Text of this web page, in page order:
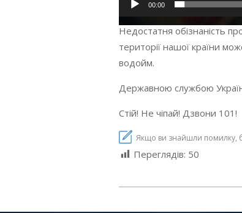
00:00
Недостатня обізнаність
території нашої країни
водойм.
Державною службою
Стій! Не чіпай! Дзвони 101!
Якщо ви знайшли помилку,
Переглядів: 50
08-